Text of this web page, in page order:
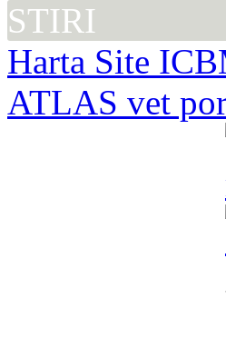
STIRI
Harta Site
ATLAS vet